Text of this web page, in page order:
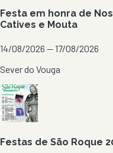
Festa em honra de
Catives e Mouta
14/08/2026 — 17/08/2026
Sever do Vouga
Festas de São Roque